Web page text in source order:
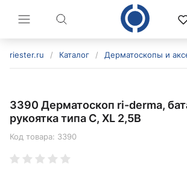
riester.ru / Каталог / Дерматоскопы и
3390 Дерматоскоп ri-derma,
рукоятка типа C, XL 2,5В
Код товара: 3390